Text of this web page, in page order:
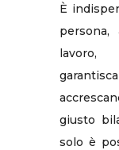
È
lavoro,
giusto
solo è